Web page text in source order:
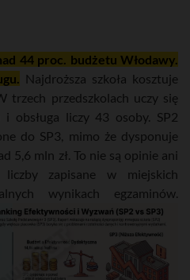
44 proc. budżetu Włodawy.
Najdroższa szkoła kosztuje
trzech przedszkolach uczy się
obsługa liczy 43 osoby. SP2
do SP3, mimo że dysponuje
5,6 mln zł. To nie są opinie ani
liczby zapisane w miejskich
wynikach egzaminów.